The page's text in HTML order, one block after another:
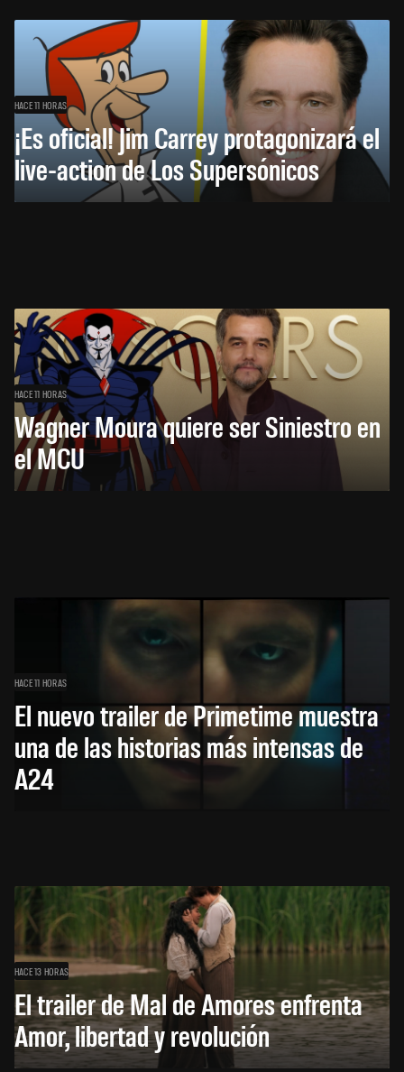
HACE 11 HORAS
¡Es oficial! Jim Carrey protagonizará el
live-action de Los Supersónicos
HACE 11 HORAS
Wagner Moura quiere ser Siniestro en
el MCU
HACE 11 HORAS
El nuevo trailer de Primetime muestra
una de las historias más intensas de
A24
HACE 13 HORAS
El trailer de Mal de Amores enfrenta
Amor, libertad y revolución